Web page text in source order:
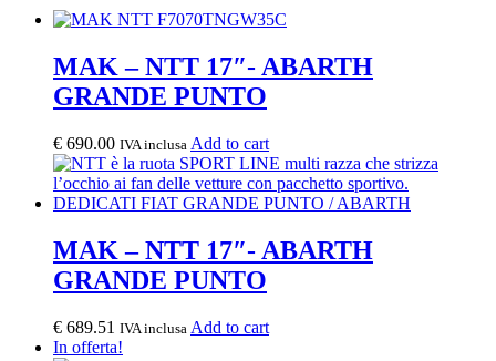
MAK – NTT 17″- ABARTH
GRANDE PUNTO
€ 690.00 IVA inclusa Add to cart
MAK – NTT 17″- ABARTH
GRANDE PUNTO
€ 689.51 IVA inclusa Add to cart
In offerta!